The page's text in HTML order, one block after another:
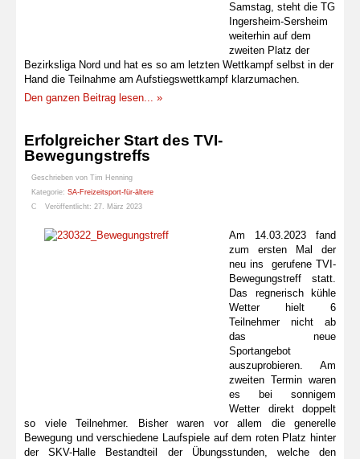
Samstag, steht die TG
Ingersheim-Sersheim
weiterhin auf dem
zweiten Platz der
Bezirksliga Nord und hat es so am letzten Wettkampf selbst in der
Hand die Teilnahme am Aufstiegswettkampf klarzumachen.
Den ganzen Beitrag lesen... »
Erfolgreicher Start des TVI-
Bewegungstreffs
Geschrieben von Tim Henning
Kategorie: SA-Freizeitsport-für-ältere
Veröffentlicht: 27. März 2023
Am 14.03.2023 fand
zum ersten Mal der
neu ins gerufene TVI-
Bewegungstreff statt.
Das regnerisch kühle
Wetter hielt 6
Teilnehmer nicht ab
das neue
Sportangebot
auszuprobieren. Am
zweiten Termin waren
es bei sonnigem
Wetter direkt doppelt
so viele Teilnehmer. Bisher waren vor allem die generelle
Bewegung und verschiedene Laufspiele auf dem roten Platz hinter
der SKV-Halle Bestandteil der Übungsstunden, welche den